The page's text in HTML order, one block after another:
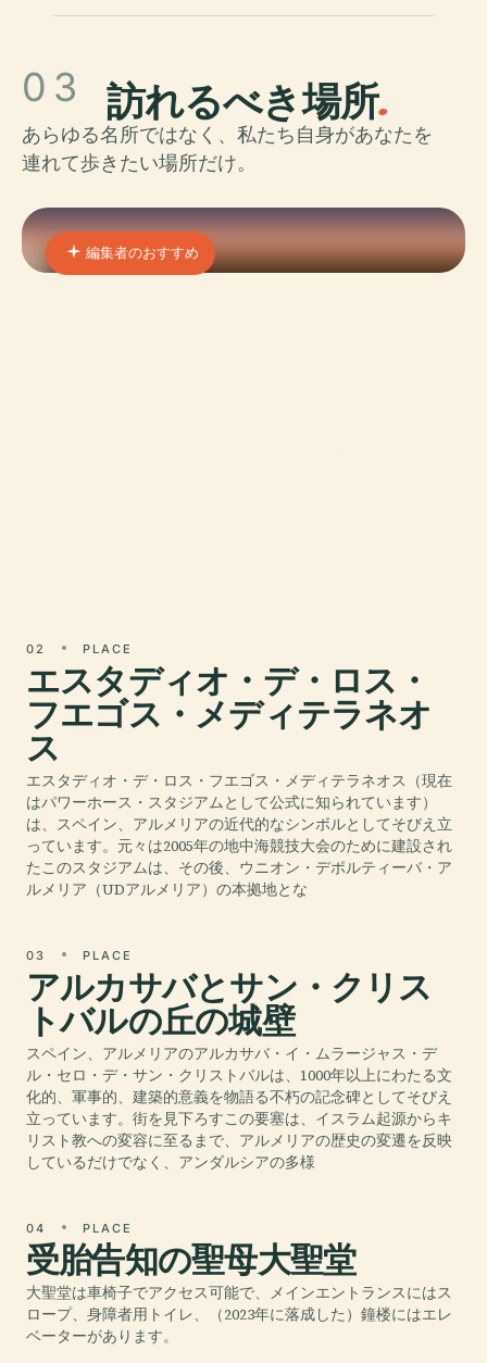
03 訪れるべき場所.
あらゆる名所ではなく、私たち自身があなたを
連れて歩きたい場所だけ。
編集者のおすすめ
02 PLACE
エスタディオ・デ・ロス・
フエゴス・メディテラネオ
ス
エスタディオ・デ・ロス・フエゴス・メディテラネオス（現在
はパワーホース・スタジアムとして公式に知られています）
は、スペイン、アルメリアの近代的なシンボルとしてそびえ立
っています。元々は2005年の地中海競技大会のために建設され
たこのスタジアムは、その後、ウニオン・デポルティーバ・ア
ルメリア（UDアルメリア）の本拠地とな
03 PLACE
アルカサバとサン・クリス
トバルの丘の城壁
スペイン、アルメリアのアルカサバ・イ・ムラージャス・デ
ル・セロ・デ・サン・クリストバルは、1000年以上にわたる文
化的、軍事的、建築的意義を物語る不朽の記念碑としてそびえ
立っています。街を見下ろすこの要塞は、イスラム起源からキ
リスト教への変容に至るまで、アルメリアの歴史の変遷を反映
しているだけでなく、アンダルシアの多様
04 PLACE
受胎告知の聖母大聖堂
大聖堂は車椅子でアクセス可能で、メインエントランスにはス
ロープ、身障者用トイレ、（2023年に落成した）鐘楼にはエレ
ベーターがあります。